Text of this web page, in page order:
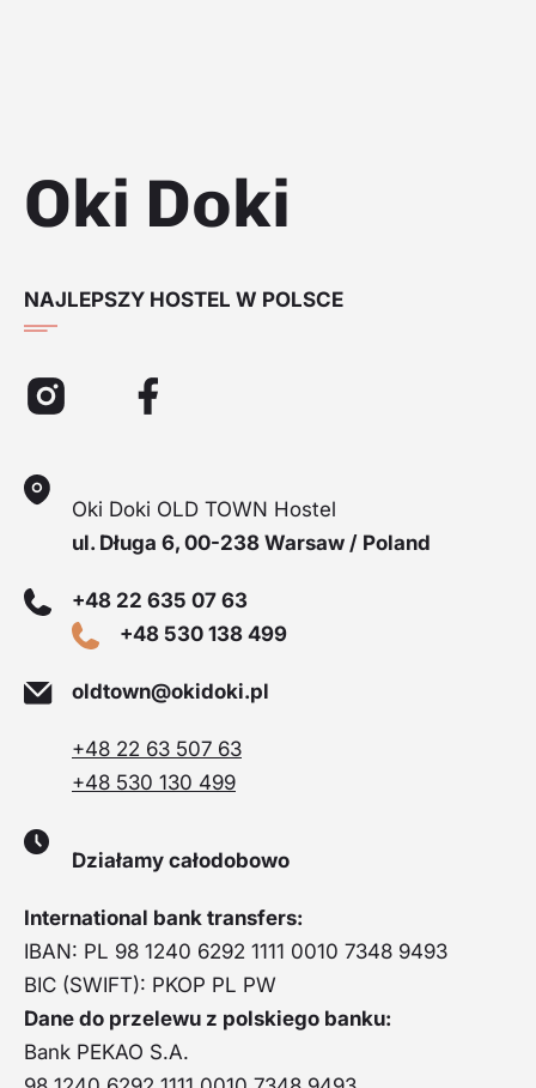
Oki Doki
NAJLEPSZY HOSTEL W POLSCE
Oki Doki OLD TOWN Hostel
ul. Długa 6, 00-238 Warsaw / Poland
+48 22 635 07 63
+48 530 138 499
oldtown@okidoki.pl
+48 22 63 507 63
+48 530 130 499
Działamy całodobowo
International bank transfers:
IBAN: PL 98 1240 6292 1111 0010 7348 9493
BIC (SWIFT): PKOP PL PW
Dane do przelewu z polskiego banku:
Bank PEKAO S.A.